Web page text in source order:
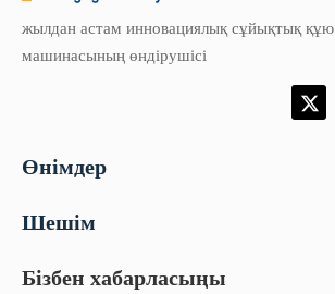
15+ жылдан астам инновациялық сұйықтық құю
машинасының өндірушісі
Өнімдер
Шешім
Бізбен хабарласыңы